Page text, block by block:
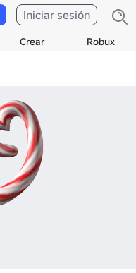
Crear Robux
Iniciar sesión